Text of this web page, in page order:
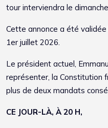
tour interviendra le
Cette annonce a été
1er juillet 2026.
Le président actuel,
représenter, la Constitution
plus de deux mandats
CE JOUR-LÀ, À 20 H,